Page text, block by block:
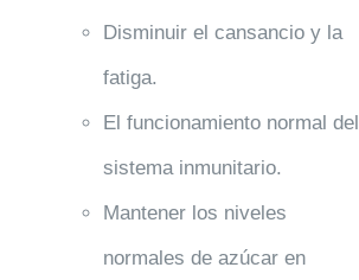
Disminuir el cansancio y la
fatiga.
El funcionamiento normal del
sistema inmunitario.
Mantener los niveles
normales de azúcar en